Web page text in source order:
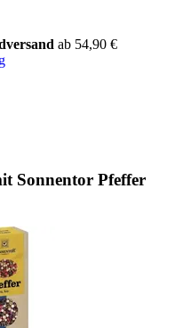
ab 54,90 €
Sonnentor Pfeffer